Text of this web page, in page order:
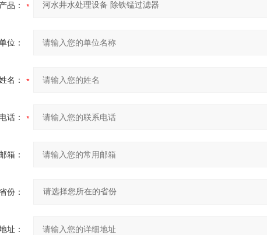
产品：
位：
名：
话：
箱：
份：
址：